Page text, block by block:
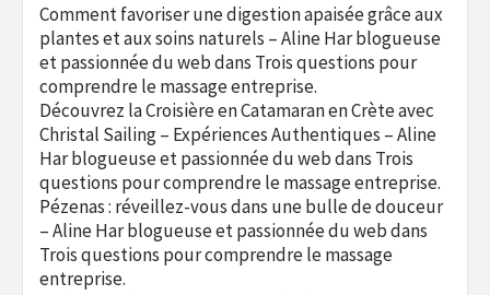
Comment favoriser une digestion apaisée grâce aux
plantes et aux soins naturels – Aline Har blogueuse
et passionnée du webdans Trois questions pour
comprendre le massage entreprise.
Découvrez la Croisière en Catamaran en Crète avec
Christal Sailing – Expériences Authentiques – Aline
Har blogueuse et passionnée du webdans Trois
questions pour comprendre le massage entreprise.
Pézenas : réveillez-vous dans une bulle de douceur
– Aline Har blogueuse et passionnée du webdans
Trois questions pour comprendre le massage
entreprise.